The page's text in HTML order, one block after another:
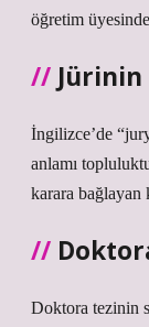
öğretim
Jürinin
İngilizce’de
anlamı
karara bağlayan
Doktora tezinin